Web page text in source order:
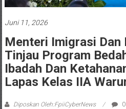
Juni 11, 2026
Menteri Imigrasi Dan
Tinjau Program
Ibadah Dan
Lapas Kelas IIA
Diposkan Oleh:FpiiCyberNews